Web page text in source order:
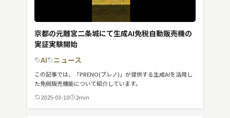
スマート農業
ドローン
ロボット
スマート物流
京都の元離宮二条城にて生成AI免税自動販売機の
実証実験開始
AI
ニュース
この記事では、「PRENO(プレノ)」が提供する生成AIを活用し
た免税販売機能について紹介しています。
2025-03-10
2min